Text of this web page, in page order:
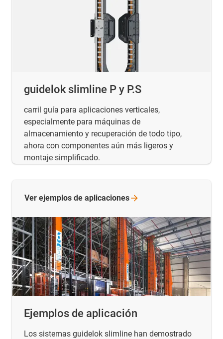
guidelok slimline P y P.S
carril guía para aplicaciones verticales,
especialmente para máquinas de
almacenamiento y recuperación de todo tipo,
ahora con componentes aún más ligeros y
montaje simplificado.
Ejemplos de aplicación
Los sistemas guidelok slimline han demostrado
Ver ejemplos de aplicaciones